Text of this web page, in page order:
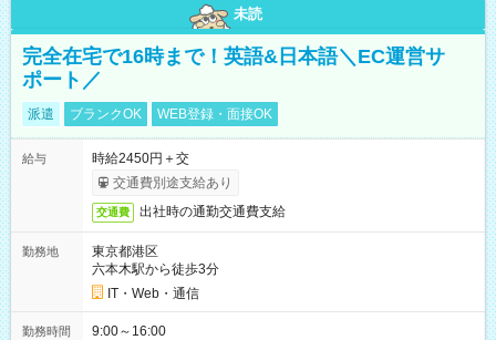
未読
完全在宅で16時まで！英語&日本語＼EC運営サ
ポート／
派遣 ブランクOK WEB登録・面接OK
給与
時給2450円＋交
交通費別途支給あり
交通費 出社時の通勤交通費支給
勤務地
東京都港区
六本木駅から徒歩3分
IT・Web・通信
勤務時間 9:00～16:00